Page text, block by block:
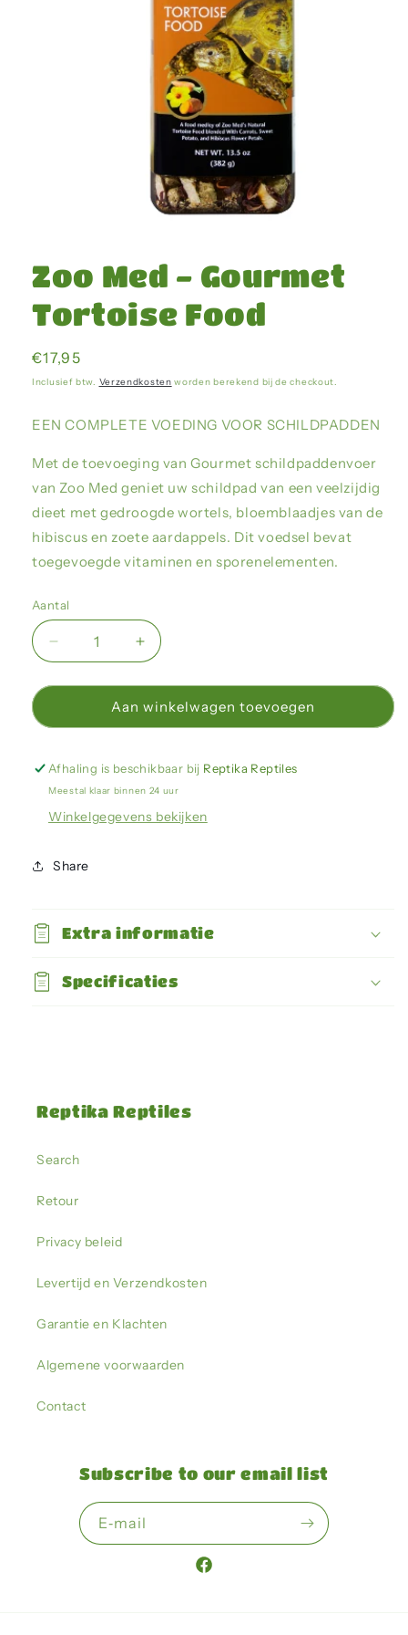
in
modaal
Zoo Med - Gourmet
Tortoise Food
Normale
prijs
€17,95
Inclusief btw. Verzendkosten worden berekend bij de checkout.
EEN COMPLETE VOEDING VOOR SCHILDPADDEN
Met de toevoeging van Gourmet schildpaddenvoer
van Zoo Med geniet uw schildpad van een veelzijdig
dieet met gedroogde wortels, bloemblaadjes van de
hibiscus en zoete aardappels. Dit voedsel bevat
toegevoegde vitaminen en sporenelementen.
Aantal
Aantal
verlagen
voor
Med
Gourmet
Tortoise
Aantal
verhogen
voor
Zoo
Med
Gourmet
Tortoise
Aan winkelwagen toevoegen
Afhaling is beschikbaar bij Reptika Reptiles
Meestal klaar binnen 24 uur
Winkelgegevens bekijken
Share
Extra informatie
Specificaties
Reptika Reptiles
Search
Retour
Privacy beleid
Levertijd en Verzendkosten
Garantie en Klachten
Algemene voorwaarden
Contact
Subscribe to our email list
E‑mail
Facebook